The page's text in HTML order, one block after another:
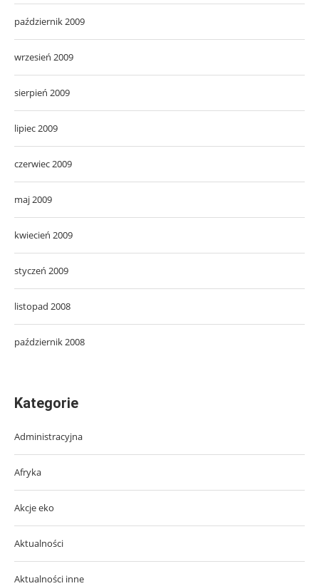
październik 2009
wrzesień 2009
sierpień 2009
lipiec 2009
czerwiec 2009
maj 2009
kwiecień 2009
styczeń 2009
listopad 2008
październik 2008
Kategorie
Administracyjna
Afryka
Akcje eko
Aktualności
Aktualności inne